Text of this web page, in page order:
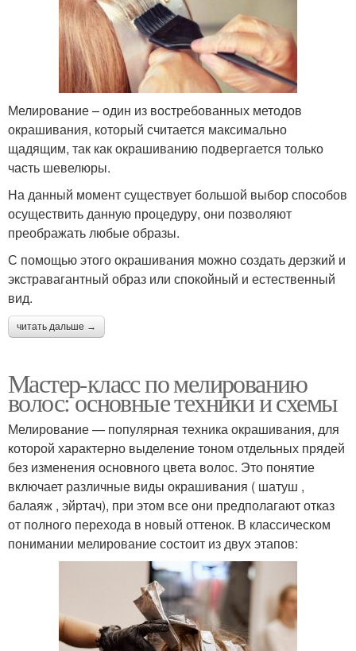
Мелирование – один из востребованных методов
окрашивания, который считается максимально
щадящим, так как окрашиванию подвергается только
часть шевелюры.
На данный момент существует большой выбор способов
осуществить данную процедуру, они позволяют
преображать любые образы.
С помощью этого окрашивания можно создать дерзкий и
экстравагантный образ или спокойный и естественный
вид.
читать дальше →
Мастер-класс по мелированию
волос: основные техники и схемы
Мелирование — популярная техника окрашивания, для
которой характерно выделение тоном отдельных прядей
без изменения основного цвета волос. Это понятие
включает различные виды окрашивания ( шатуш ,
балаяж , эйртач), при этом все они предполагают отказ
от полного перехода в новый оттенок. В классическом
понимании мелирование состоит из двух этапов: